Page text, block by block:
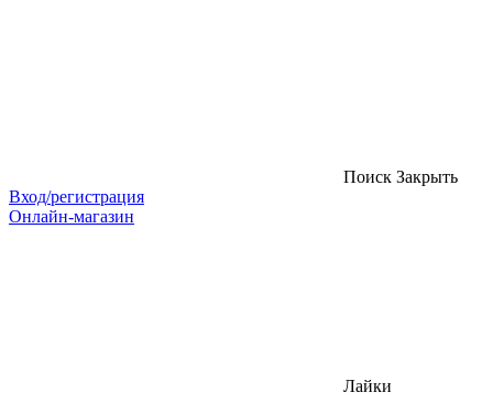
Поиск Закрыть
Вход/регистрация
Онлайн-магазин
Лайки